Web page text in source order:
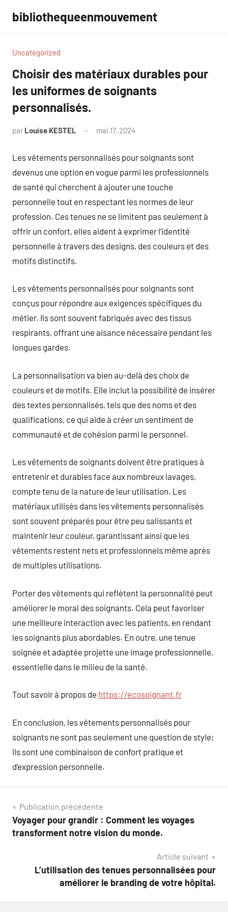
contenu
bibliothequeenmouvement
Uncategorized
Choisir des matériaux durables pour
les uniformes de soignants
personnalisés.
par Louise KESTEL mai 17, 2024
Les vêtements personnalisés pour soignants sont
devenus une option en vogue parmi les professionnels
de santé qui cherchent à ajouter une touche
personnelle tout en respectant les normes de leur
profession. Ces tenues ne se limitent pas seulement à
offrir un confort, elles aident à exprimer l’identité
personnelle à travers des designs, des couleurs et des
motifs distinctifs.
Les vêtements personnalisés pour soignants sont
conçus pour répondre aux exigences spécifiques du
métier. Ils sont souvent fabriqués avec des tissus
respirants, offrant une aisance nécessaire pendant les
longues gardes.
La personnalisation va bien au-delà des choix de
couleurs et de motifs. Elle inclut la possibilité de insérer
des textes personnalisés, tels que des noms et des
qualifications, ce qui aide à créer un sentiment de
communauté et de cohésion parmi le personnel.
Les vêtements de soignants doivent être pratiques à
entretenir et durables face aux nombreux lavages,
compte tenu de la nature de leur utilisation. Les
matériaux utilisés dans les vêtements personnalisés
sont souvent préparés pour être peu salissants et
maintenir leur couleur, garantissant ainsi que les
vêtements restent nets et professionnels même après
de multiples utilisations.
Porter des vêtements qui reflètent la personnalité peut
améliorer le moral des soignants. Cela peut favoriser
une meilleure interaction avec les patients, en rendant
les soignants plus abordables. En outre, une tenue
soignée et adaptée projette une image professionnelle,
essentielle dans le milieu de la santé.
Tout savoir à propos de https://ecosoignant.fr
En conclusion, les vêtements personnalisés pour
soignants ne sont pas seulement une question de style;
ils sont une combinaison de confort pratique et
d’expression personnelle.
Navigation
de
Publication précédente
Voyager pour grandir : Comment les voyages
transforment notre vision du monde.
Article suivant
L’utilisation des tenues personnalisées pour
améliorer le branding de votre hôpital.